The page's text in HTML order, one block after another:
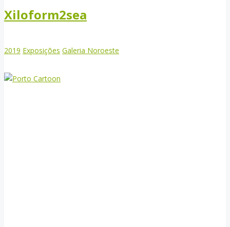
Xiloform2sea
2019 Exposições Galeria Noroeste